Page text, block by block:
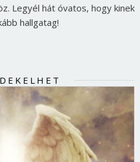
Legyél hát óvatos, hogy kinek
hallgatag!